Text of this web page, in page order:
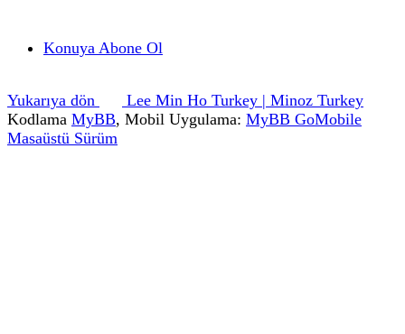
Konuya Abone Ol
Yukarıya dön
Lee Min Ho Turkey | Minoz Turkey
Kodlama MyBB, Mobil Uygulama: MyBB GoMobile
Masaüstü Sürüm